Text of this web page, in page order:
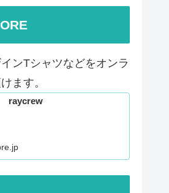
ンTシャツなどをオンラ
ます。
raycrew